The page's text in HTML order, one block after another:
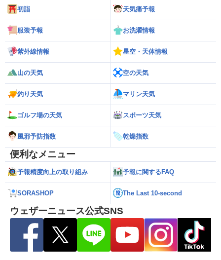
初詣 天気痛予報
服装予報 お洗濯情報
紫外線情報 星空・天体情報
山の天気 空の天気
釣り天気 マリン天気
ゴルフ場の天気 スポーツ天気
風邪予防指数 乾燥指数
便利なメニュー
予報精度向上の取り組み 予報に関するFAQ
SORASHOP The Last 10-second
ウェザーニュース公式SNS